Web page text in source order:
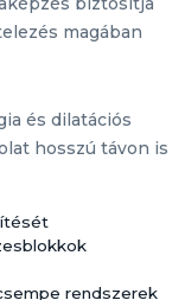
magában
és dilatációs
hosszú távon is
rendszerek